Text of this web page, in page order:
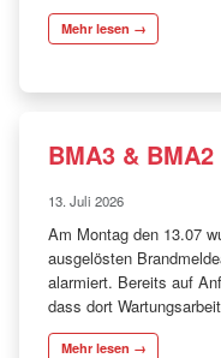
Mehr lesen →
BMA3 & BMA2
13. Juli 2026
Am Montag den 13.07
ausgelösten
alarmiert. Bereits auf
dass dort
Mehr lesen →